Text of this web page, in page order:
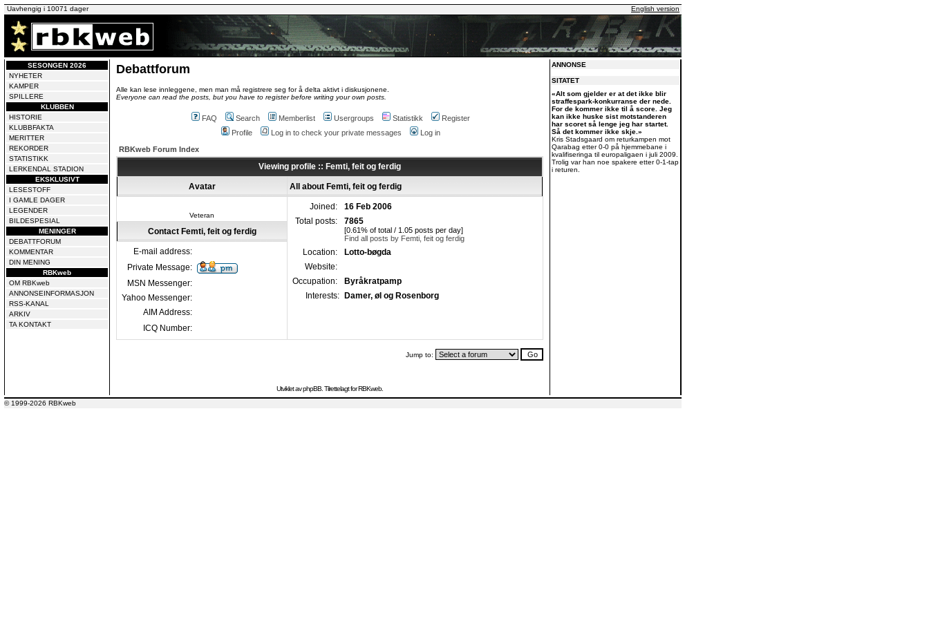
Uavhengig i 10071 dager English version
SESONGEN 2026
NYHETER
KAMPER
SPILLERE
KLUBBEN
HISTORIE
KLUBBFAKTA
MERITTER
REKORDER
STATISTIKK
LERKENDAL STADION
EKSKLUSIVT
LESESTOFF
I GAMLE DAGER
LEGENDER
BILDESPESIAL
MENINGER
DEBATTFORUM
KOMMENTAR
DIN MENING
RBKweb
OM RBKweb
ANNONSEINFORMASJON
RSS-KANAL
ARKIV
TA KONTAKT
Debattforum
Alle kan lese innleggene, men man må registrere seg for å delta aktivt i diskusjonene.
Everyone can read the posts, but you have to register before writing your own posts.
FAQ Search Memberlist Usergroups Statistikk
Register
Profile
Log in to check your private messages
Log in
RBKweb Forum Index
Viewing profile :: Femti, feit og ferdig
Avatar All about Femti, feit og ferdig
Veteran
Joined:
16 Feb 2006
Total posts:
7865
[0.61% of total / 1.05 posts per day]
Find all posts by Femti, feit og ferdig
Location:
Lotto-bøgda
Website:
Occupation:
Byråkratpamp
Interests:
Damer, øl og Rosenborg
Contact Femti, feit og ferdig
E-mail address:
Private Message:
MSN Messenger:
Yahoo Messenger:
AIM Address:
ICQ Number:
Jump to:
Utviklet avphpBB . Tilrettelagt for RBKweb.
ANNONSE
SITATET
«Alt som gjelder er at det ikke blir
straffespark-konkurranse der nede.
For de kommer ikke til å score. Jeg
kan ikke huske sist motstanderen
har scoret så lenge jeg har startet.
Så det kommer ikke skje.»
Kris Stadsgaard om returkampen mot
Qarabag etter 0-0 på hjemmebane i
kvalifiseringa til europaligaen i juli 2009.
Trolig var han noe spakere etter 0-1-tap
i returen.
© 1999-2026 RBKweb